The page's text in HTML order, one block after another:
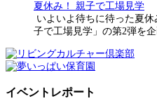
夏休み！ 親子で工場見学
いよいよ待ちに待った夏
子で工場見学」の第2弾を
イベントレポート